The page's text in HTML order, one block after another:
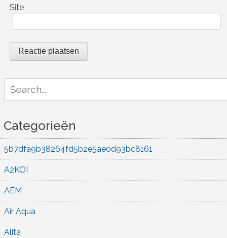
Site
for:
Categorieën
5b7dfa9b38264fd5b2e5ae0d93bc8161
A2KOI
AEM
Air Aqua
Alita